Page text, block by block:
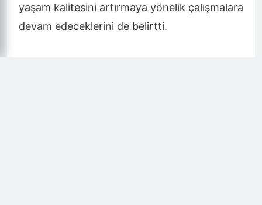
yaşam kalitesini artırmaya yönelik çalışmalara
devam edeceklerini de belirtti.